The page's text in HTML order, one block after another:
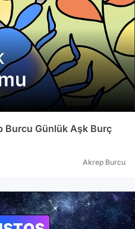
Burcu Günlük Aşk Burç
Akrep Burcu